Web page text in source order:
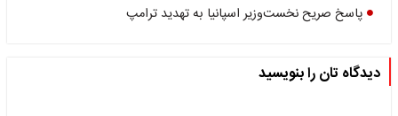
پاسخ صریح نخست‌وزیر اسپانیا به تهدید ترامپ
دیدگاه تان را بنویسید